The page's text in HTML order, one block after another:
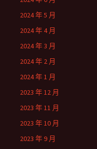
2024 年 5 月
2024 年 4 月
2024 年 3 月
2024 年 2 月
2024 年 1 月
2023 年 12 月
2023 年 11 月
2023 年 10 月
2023 年 9 月